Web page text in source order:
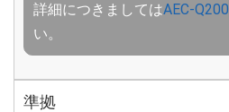
詳細につきましてはAEC-Q200
い。
準拠